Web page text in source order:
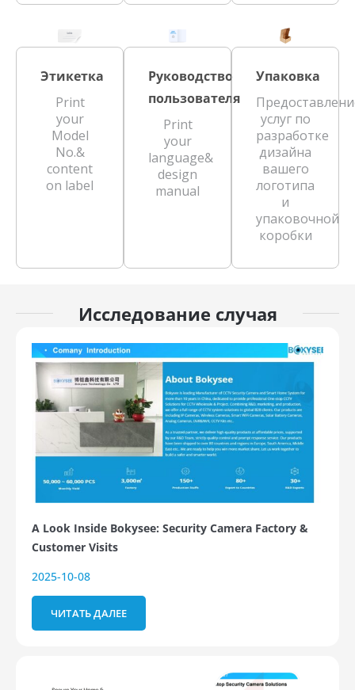
Этикетка
Print
your
Model
No.&
content
on label
Руководство
пользователя
Print
your
language&
design
manual
Упаковка
услуг по
разработке
дизайна
вашего
логотипа
и
упаковочной
коробки
Исследование случая
A Look Inside Bokysee: Security Camera Factory &
Customer Visits
2025-10-08
ЧИТАТЬ ДАЛЕЕ